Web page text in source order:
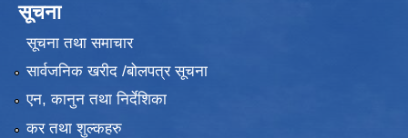
सूचना
सूचना तथा समाचार
सार्वजनिक खरीद /बोलपत्र सूचना
एन, कानुन तथा निर्देशिका
कर तथा शुल्कहरु